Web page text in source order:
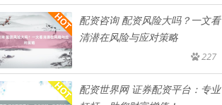
配资咨询 配资风险大吗？一文看
清潜在风险与应对策略
227
配资世界网 证券配资平台：专业